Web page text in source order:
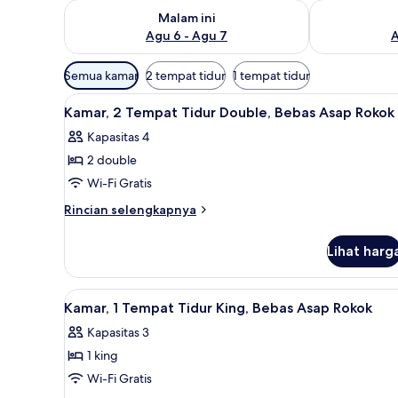
Malam ini
Agu 6 - Agu 7
Periksa ketersediaan untuk malam ini Agu 6 - Agu 7
Periksa
Filter
tersedia
untuk
Semua kamar 2 tempat tidur 1 tempat tidur
Lihat
semua
foto
untuk
Kamar,
2
Double,
Bebas
Asap
Rokok
Setrika/meja setrika dan
5
Kamar, 2 Tempat Tidur Double, Bebas Asap Rokok
Kapasitas 4
2 double
Wi-Fi Gratis
Rincian selengkapnya
Rincian
Kamar,
Tempat
Double,
Bebas
Rokok
Lihat
Lihat
semua
foto
untuk
Kamar,
Setrika/meja setrika dan
5
Kamar, 1 Tempat Tidur King, Bebas Asap Rokok
Kapasitas 3
1 king
Wi-Fi Gratis